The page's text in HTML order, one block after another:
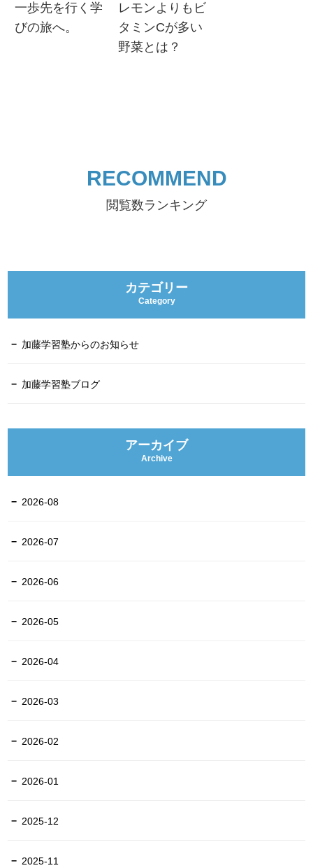
一歩先を行く学
びの旅へ。
レモンよりもビ
タミンCが多い
野菜とは？
RECOMMEND
閲覧数ランキング
カテゴリー
Category
加藤学習塾からのお知らせ
加藤学習塾ブログ
アーカイブ
Archive
2026-08
2026-07
2026-06
2026-05
2026-04
2026-03
2026-02
2026-01
2025-12
2025-11